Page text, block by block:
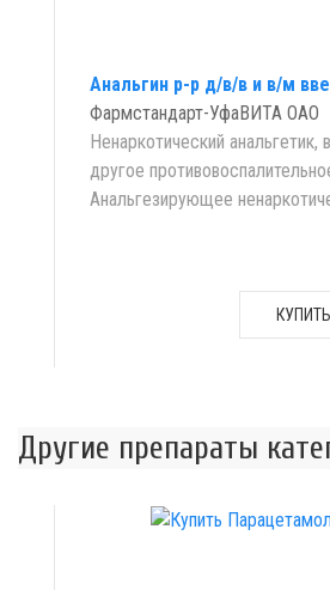
Анальгин р-р д/в/в и в/м
Фармстандарт-УфаВИТА ОАО
Ненаркотический
другое
Анальгезирующее
КУПИТЬ
Другие препараты